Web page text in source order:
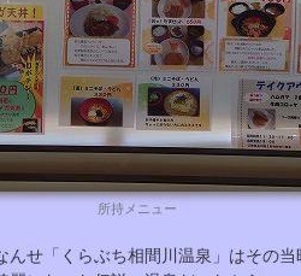
所持メニュー
んせ「くらぶち相間川温泉」はその